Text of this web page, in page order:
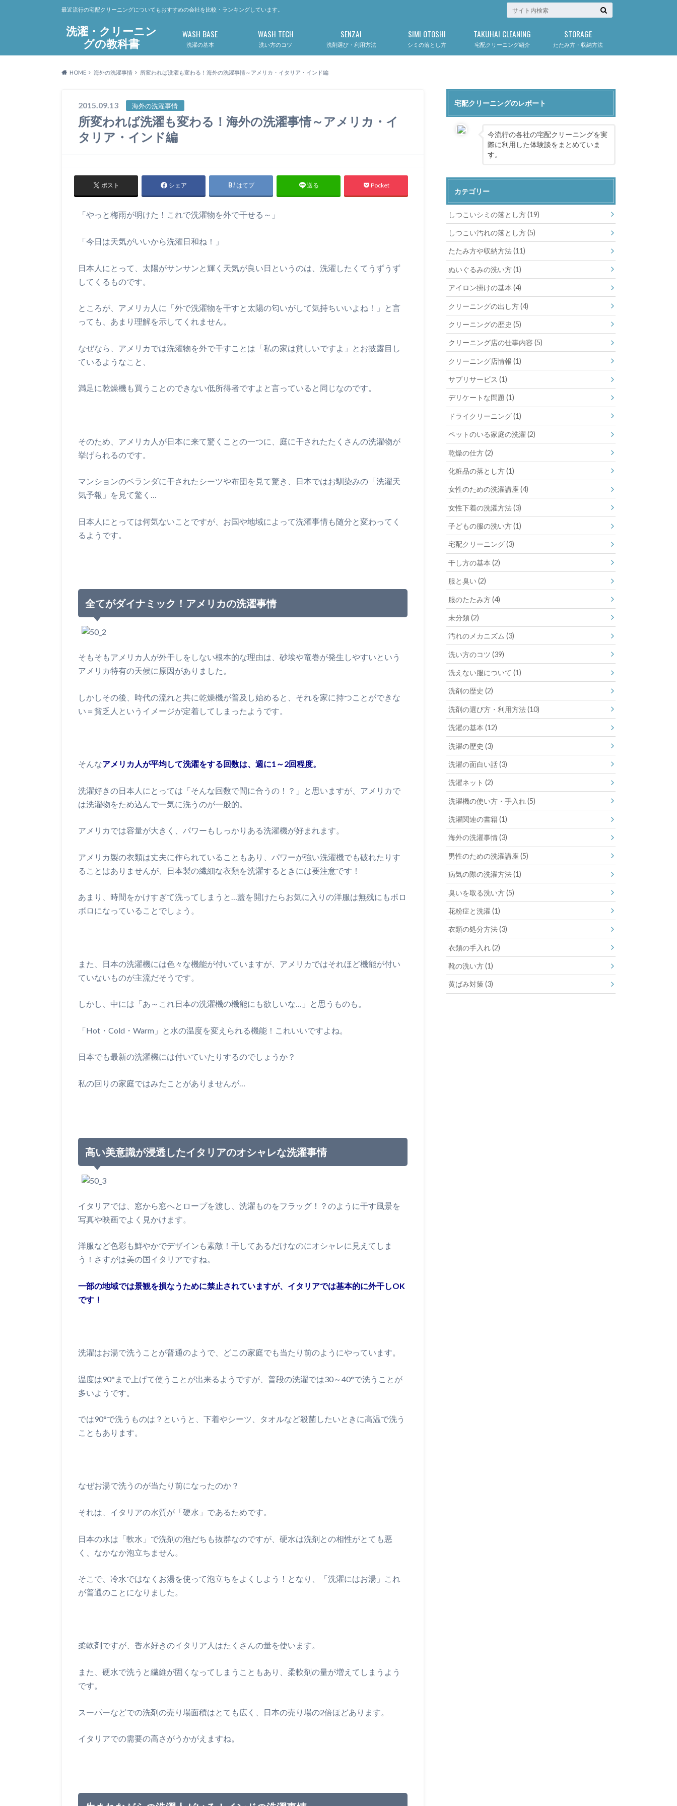
洗濯・クリーニン
グの教科書
最近流行の宅配クリーニングについてもおすすめの会社を比較・ランキングしています。
洗濯の基本
WASH BASE
洗い方のコツ
WASH TECH
洗剤選び・利用方法
SENZAI
シミの落とし方
SIMI OTOSHI
宅配クリーニング紹介
TAKUHAI CLEANING
たたみ方・収納方法
STORAGE
HOME 海外の洗濯事情 所変われば洗濯も変わる！海外の洗濯事情～アメリカ・イタリア・インド編
2015.09.13 海外の洗濯事情
所変われば洗濯も変わる！海外の洗濯事情～アメリカ・イ
タリア・インド編
ポスト シェア はてブ 送る Pocket
「やっと梅雨が明けた！これで洗濯物を外で干せる～」
「今日は天気がいいから洗濯日和ね！」
日本人にとって、太陽がサンサンと輝く天気が良い日というのは、洗濯したくてうずうず
してくるものです。
ところが、アメリカ人に「外で洗濯物を干すと太陽の匂いがして気持ちいいよね！」と言
っても、あまり理解を示してくれません。
なぜなら、アメリカでは洗濯物を外で干すことは「私の家は貧しいですよ」とお披露目し
ているようなこと、
満足に乾燥機も買うことのできない低所得者ですよと言っていると同じなのです。
そのため、アメリカ人が日本に来て驚くことの一つに、庭に干されたたくさんの洗濯物が
挙げられるのです。
マンションのベランダに干されたシーツや布団を見て驚き、日本ではお馴染みの「洗濯天
気予報」を見て驚く…
日本人にとっては何気ないことですが、お国や地域によって洗濯事情も随分と変わってく
るようです。
全てがダイナミック！アメリカの洗濯事情
そもそもアメリカ人が外干しをしない根本的な理由は、砂埃や竜巻が発生しやすいという
アメリカ特有の天候に原因がありました。
しかしその後、時代の流れと共に乾燥機が普及し始めると、それを家に持つことができな
い＝貧乏人というイメージが定着してしまったようです。
そんなアメリカ人が平均して洗濯をする回数は、週に1～2回程度。
洗濯好きの日本人にとっては「そんな回数で間に合うの！？」と思いますが、アメリカで
は洗濯物をため込んで一気に洗うのが一般的。
アメリカでは容量が大きく、パワーもしっかりある洗濯機が好まれます。
アメリカ製の衣類は丈夫に作られていることもあり、パワーが強い洗濯機でも破れたりす
ることはありませんが、日本製の繊細な衣類を洗濯するときには要注意です！
あまり、時間をかけすぎて洗ってしまうと…蓋を開けたらお気に入りの洋服は無残にもボロ
ボロになっていることでしょう。
また、日本の洗濯機には色々な機能が付いていますが、アメリカではそれほど機能が付い
ていないものが主流だそうです。
しかし、中には「あ～これ日本の洗濯機の機能にも欲しいな…」と思うものも。
「Hot・Cold・Warm」と水の温度を変えられる機能！これいいですよね。
日本でも最新の洗濯機には付いていたりするのでしょうか？
私の回りの家庭ではみたことがありませんが…
高い美意識が浸透したイタリアのオシャレな洗濯事情
イタリアでは、窓から窓へとロープを渡し、洗濯ものをフラッグ！？のように干す風景を
写真や映画でよく見かけます。
洋服など色彩も鮮やかでデザインも素敵！干してあるだけなのにオシャレに見えてしま
う！さすがは美の国イタリアですね。
一部の地域では景観を損なうために禁止されていますが、イタリアでは基本的に外干しOK
です！
洗濯はお湯で洗うことが普通のようで、どこの家庭でも当たり前のようにやっています。
温度は90°まで上げて使うことが出来るようですが、普段の洗濯では30～40°で洗うことが
多いようです。
では90°で洗うものは？というと、下着やシーツ、タオルなど殺菌したいときに高温で洗う
こともあります。
なぜお湯で洗うのが当たり前になったのか？
それは、イタリアの水質が「硬水」であるためです。
日本の水は「軟水」で洗剤の泡だちも抜群なのですが、硬水は洗剤との相性がとても悪
く、なかなか泡立ちません。
そこで、冷水ではなくお湯を使って泡立ちをよくしよう！となり、「洗濯にはお湯」これ
が普通のことになりました。
柔軟剤ですが、香水好きのイタリア人はたくさんの量を使います。
また、硬水で洗うと繊維が固くなってしまうこともあり、柔軟剤の量が増えてしまうよう
です。
スーパーなどでの洗剤の売り場面積はとても広く、日本の売り場の2倍ほどあります。
イタリアでの需要の高さがうかがえますね。
宅配クリーニングのレポート
今流行の各社の宅配クリーニングを実
際に利用した体験談をまとめていま
す。
カテゴリー
しつこいシミの落とし方(19)
しつこい汚れの落とし方(5)
たたみ方や収納方法(11)
ぬいぐるみの洗い方(1)
アイロン掛けの基本(4)
クリーニングの出し方(4)
クリーニングの歴史(5)
クリーニング店の仕事内容(5)
クリーニング店情報(1)
サプリサービス(1)
デリケートな問題(1)
ドライクリーニング(1)
ペットのいる家庭の洗濯(2)
乾燥の仕方(2)
化粧品の落とし方(1)
女性のための洗濯講座(4)
女性下着の洗濯方法(3)
子どもの服の洗い方(1)
宅配クリーニング(3)
干し方の基本(2)
服と臭い(2)
服のたたみ方(4)
未分類(2)
汚れのメカニズム(3)
洗い方のコツ(39)
洗えない服について(1)
洗剤の歴史(2)
洗剤の選び方・利用方法(10)
洗濯の基本(12)
洗濯の歴史(3)
洗濯の面白い話(3)
洗濯ネット(2)
洗濯機の使い方・手入れ(5)
洗濯関連の書籍(1)
海外の洗濯事情(3)
男性のための洗濯講座(5)
病気の際の洗濯方法(1)
臭いを取る洗い方(5)
花粉症と洗濯(1)
衣類の処分方法(3)
衣類の手入れ(2)
靴の洗い方(1)
黄ばみ対策(3)